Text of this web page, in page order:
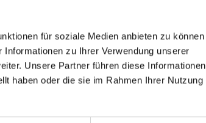
für soziale Medien anbieten zu können
zu Ihrer Verwendung unserer
Unsere Partner führen diese Informationen
haben oder die sie im Rahmen Ihrer Nutzung